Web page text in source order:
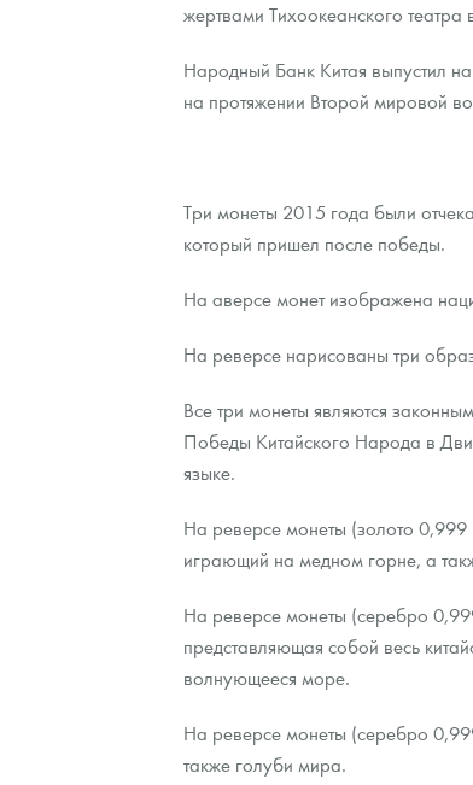
жертвами Тихоокеанского театра
Народный Банк Китая выпустил
на протяжении Второй мировой
Три монеты 2015 года были
который пришел после победы.
На аверсе монет изображена
На реверсе нарисованы три
Все три монеты являются
Победы Китайского Народа в
языке.
На реверсе монеты (золото
играющий на медном горне, а
На реверсе монеты (серебро
представляющая собой весь
волнующееся море.
На реверсе монеты (серебро
также голуби мира.